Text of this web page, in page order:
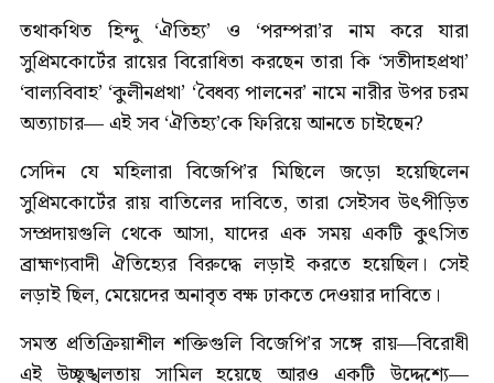
তথাকথিত হিন্দু ‘ঐতিহ্য’ ও ‘পরম্পরা’র নাম করে যারা
সুপ্রিমকোর্টের রায়ের বিরোধিতা করছেন তারা কি ‘সতীদাহপ্রথা’
‘বাল্যবিবাহ’ ‘কুলীনপ্রথা’ ‘বৈধব্য পালনের’ নামে নারীর উপর চরম
অত্যাচার— এই সব ‘ঐতিহ্য’কে ফিরিয়ে আনতে চাইছেন?
সেদিন যে মহিলারা বিজেপি’র মিছিলে জড়ো হয়েছিলেন
সুপ্রিমকোর্টের রায় বাতিলের দাবিতে, তারা সেইসব উৎপীড়িত
সম্প্রদায়গুলি থেকে আসা, যাদের এক সময় একটি কুৎসিত
ব্রাহ্মণ্যবাদী ঐতিহ্যের বিরুদ্ধে লড়াই করতে হয়েছিল। সেই
লড়াই ছিল, মেয়েদের অনাবৃত বক্ষ ঢাকতে দেওয়ার দাবিতে।
সমস্ত প্রতিক্রিয়াশীল শক্তিগুলি বিজেপি’র সঙ্গে রায়—বিরোধী
এই উচ্ছৃঙ্খলতায় সামিল হয়েছে আরও একটি উদ্দেশ্যে—